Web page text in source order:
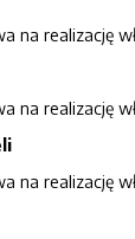
realizację
realizację
realizację